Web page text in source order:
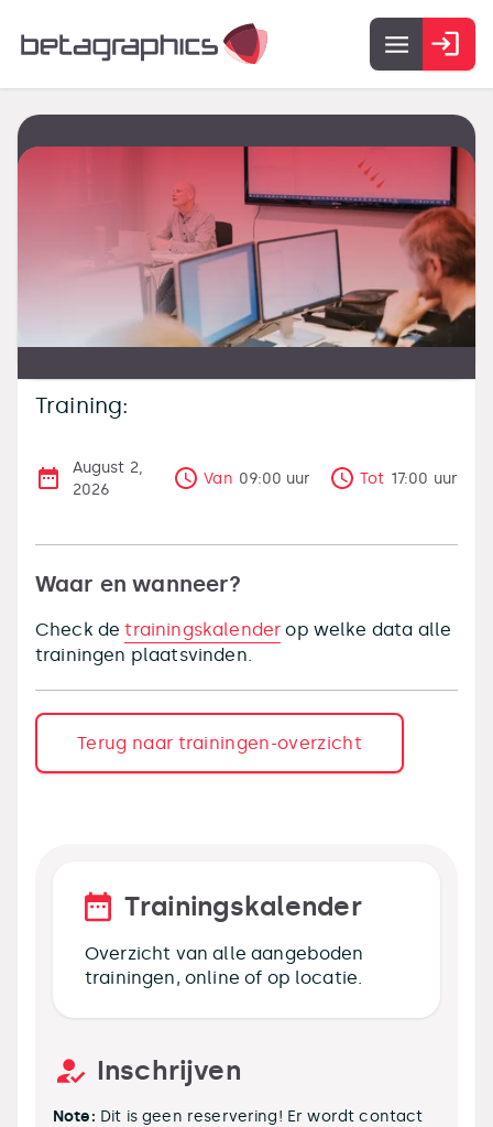
Training:
August 2,
2026
Van 09:00 uur Tot 17:00 uur
Waar en wanneer?
Check detrainingskalender op welke data alle
trainingen plaatsvinden.
Terug naar trainingen-overzicht
Trainingskalender
Overzicht van alle aangeboden
trainingen, online of op locatie.
Inschrijven
Note: Dit is geen reservering! Er wordt contact